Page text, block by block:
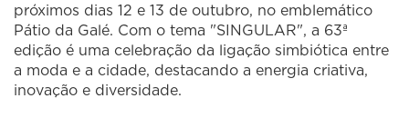
próximos dias 12 e 13 de outubro, no emblemático
Pátio da Galé. Com o tema "SINGULAR", a 63ª
edição é uma celebração da ligação simbiótica entre
a moda e a cidade, destacando a energia criativa,
inovação e diversidade.